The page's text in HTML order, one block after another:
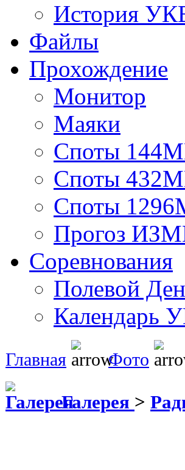
История
Файлы
Прохождение
Монитор
Маяки
Споты
Споты
Споты
Прогоз
Соревнования
Полевой
Календарь
Главная Фото
Галерея >